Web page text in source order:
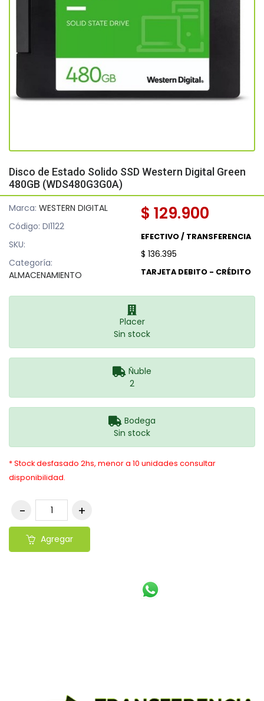
Disco de Estado Solido SSD Western Digital Green
480GB (WDS480G3G0A)
Marca: WESTERN DIGITAL
Código: DI1122
SKU:
Categoría:
ALMACENAMIENTO
$ 129.900
EFECTIVO / TRANSFERENCIA
$ 136.395
TARJETA DEBITO - CRÉDITO
Placer
Sin stock
Ñuble
2
Bodega
Sin stock
* Stock desfasado 2hs, menor a 10 unidades consultar
disponibilidad.
Agregar